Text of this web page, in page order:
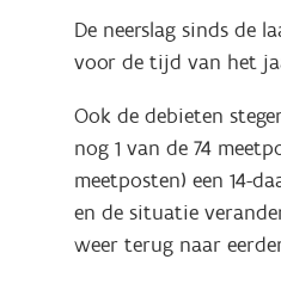
De neerslag sinds de
voor de tijd van het
Ook de debieten
nog 1 van de 74
meetposten) een 14-
en de situatie
weer terug naar